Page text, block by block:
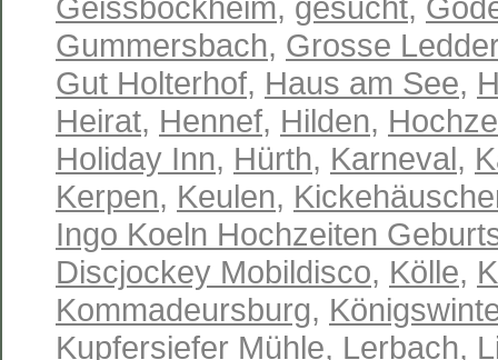
Geissbockheim, gesucht,
Gummersbach, Grosse Ledder
Gut Holterhof, Haus am See,
Heirat, Hennef, Hilden,
Holiday Inn, Hürth, Karneval,
Kerpen, Keulen,
Ingo Koeln Hochzeiten
Discjockey Mobildisco, Kölle,
Kommadeursburg,
Kupfersiefer Mühle, Lerbach,